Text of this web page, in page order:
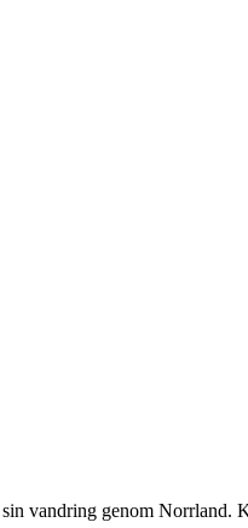
vandring genom